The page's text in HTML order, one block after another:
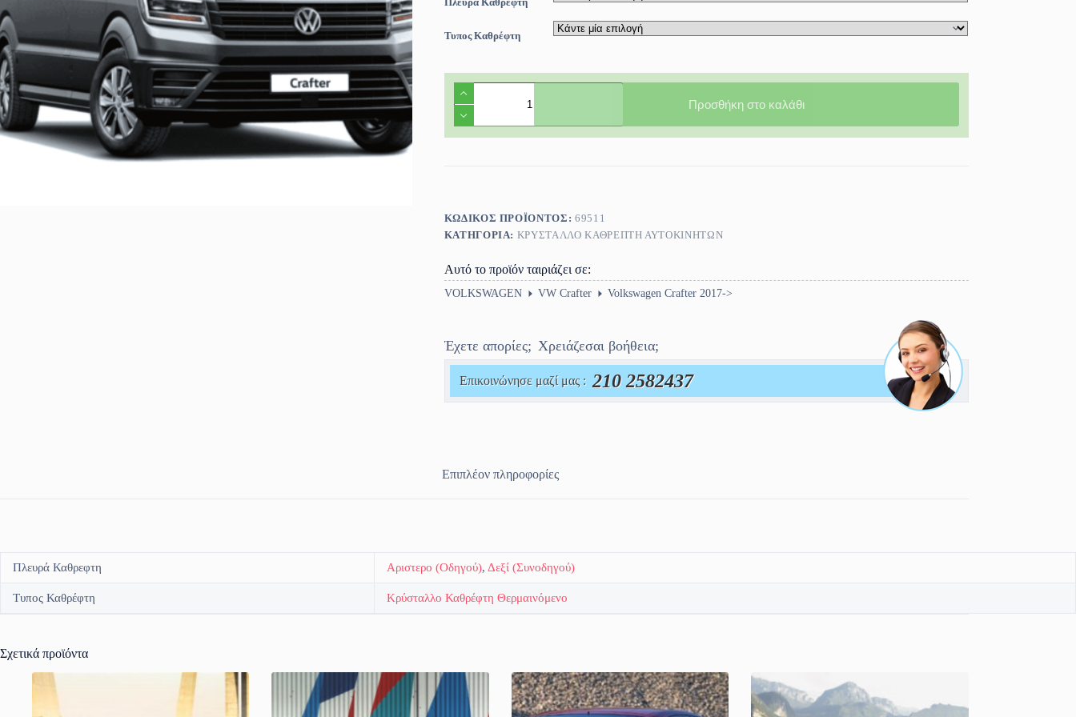
Τυπος Καθρέφτη
Καθρέπτη
Volkswagen
Crafter
Προσθήκη στο καλάθι
ΚΩΔΙΚΌΣ ΠΡΟΪΌΝΤΟΣ: 69511
ΚΑΤΗΓΟΡΊΑ: ΚΡΎΣΤΑΛΛΟ ΚΑΘΡΈΠΤΗ ΑΥΤΟΚΙΝΗΤΩΝ
Αυτό το προϊόν ταιριάζει σε:
VOLKSWAGEN VW Crafter Volkswagen Crafter 2017->
Έχετε απορίες; Χρειάζεσαι βοήθεια;
Επικοινώνησε μαζί μας : 210 2582437
Επιπλέον πληροφορίες
Πλευρά Καθρεφτη Αριστερο (Οδηγού), Δεξί (Συνοδηγού)
Τυπος Καθρέφτη Κρύσταλλο Καθρέφτη Θερμαινόμενο
Σχετικά προϊόντα